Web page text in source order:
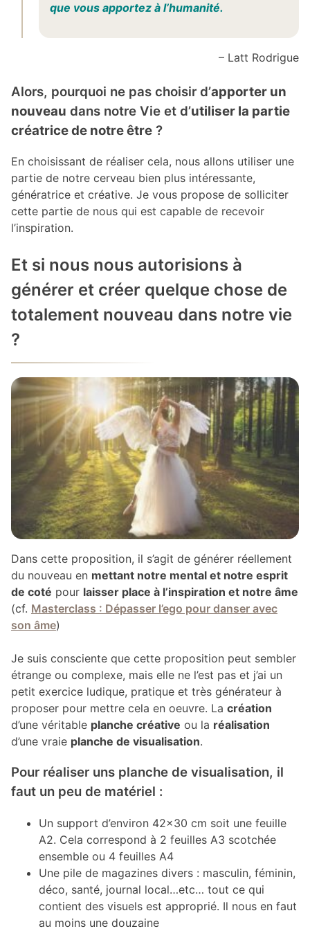
que vous apportez à l’humanité.
– Latt Rodrigue
Alors, pourquoi ne pas choisir d’apporter un
nouveau dans notre Vie et d’utiliser la partie
créatrice de notre être ?
En choisissant de réaliser cela, nous allons utiliser une
partie de notre cerveau bien plus intéressante,
génératrice et créative. Je vous propose de solliciter
cette partie de nous qui est capable de recevoir
l’inspiration.
Et si nous nous autorisions à
générer et créer quelque chose de
totalement nouveau dans notre vie
?
Dans cette proposition, il s’agit de générer réellement
du nouveau en mettant notre mental et notre esprit
de coté pour laisser place à l’inspiration et notre âme
(cf. Masterclass : Dépasser l’ego pour danser avec
son âme)
Je suis consciente que cette proposition peut sembler
étrange ou complexe, mais elle ne l’est pas et j’ai un
petit exercice ludique, pratique et très générateur à
proposer pour mettre cela en oeuvre. La création
d’une véritable planche créative ou la réalisation
d’une vraie planche de visualisation.
Pour réaliser uns planche de visualisation, il
faut un peu de matériel :
Un support d’environ 42×30 cm soit une feuille
A2. Cela correspond à 2 feuilles A3 scotchée
ensemble ou 4 feuilles A4
Une pile de magazines divers : masculin, féminin,
déco, santé, journal local…etc… tout ce qui
contient des visuels est approprié. Il nous en faut
au moins une douzaine